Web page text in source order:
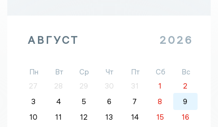
АВГУСТ 2026
Пн Вт Ср Чт Пт Сб
Вс
27
28 29 30 31 1
2
3
4 5 6 7 8
9
10
11 12 13 14 15
16